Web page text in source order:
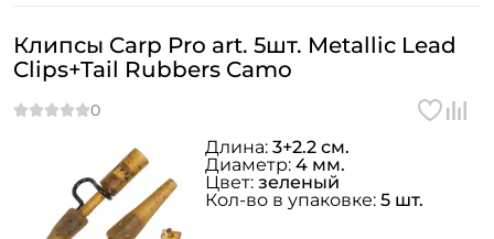
Клипсы Carp Pro art. 5шт. Metallic Lead
Clips+Tail Rubbers Camo
Длина: 3+2.2 см.
Диаметр: 4 мм.
Цвет: зеленый
Кол-во в упаковке: 5 шт.